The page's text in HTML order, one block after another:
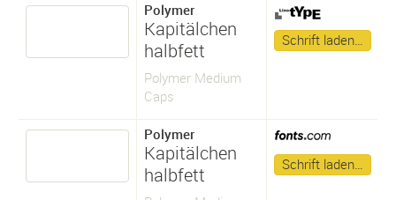
Polymer
Kapitälchen
halbfett
Polymer Medium
Caps
Schrift laden…
Polymer
Kapitälchen
halbfett
Schrift laden…